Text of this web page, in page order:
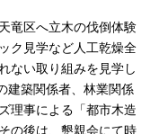
竜区へ立木の伐倒体験
ク見学など人工乾燥全
ない取り組みを見学し
建築関係者、林業関係
理事による「都市木造
の後は、懇親会にて時